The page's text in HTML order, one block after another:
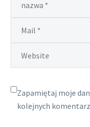
Zapamiętaj moje
kolejnych